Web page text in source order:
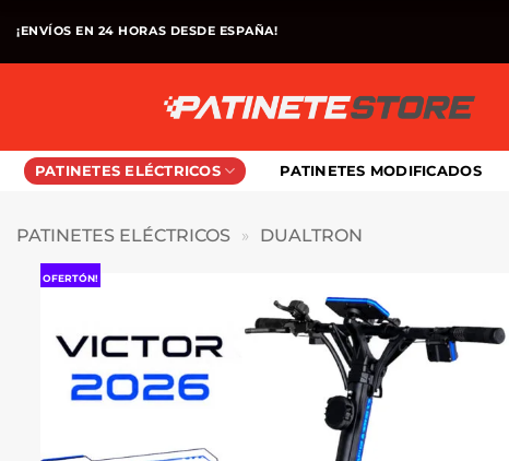
contenido
¡ENVÍOS EN 24 HORAS DESDE ESPAÑA!
PATINETES ELÉCTRICOS PATINETES MODIFICADOS
PATINETES ELÉCTRICOS » DUALTRON
OFERTÓN!